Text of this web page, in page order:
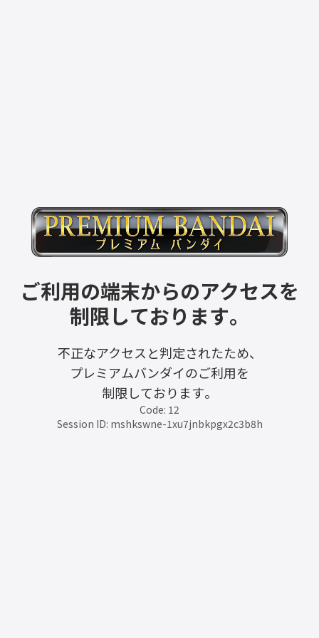
ご利用の端末からのアクセスを
制限しております。
不正なアクセスと判定されたため、
プレミアムバンダイのご利用を
制限しております。
Code: 12
Session ID: mshkswne-1xu7jnbkpgx2c3b8h